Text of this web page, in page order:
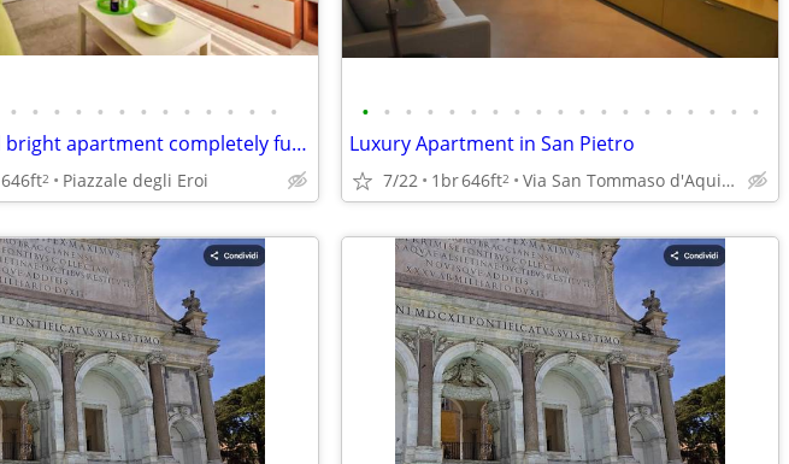
• • • • • • • • • • • • •
Modern and bright apartment completely furnished
646ft2 Piazzale degli Eroi
• • • • • • • • • • • • • • • • • • •
Luxury Apartment in San Pietro
7/22 1br646ft2 Via San Tommaso d'Aquino